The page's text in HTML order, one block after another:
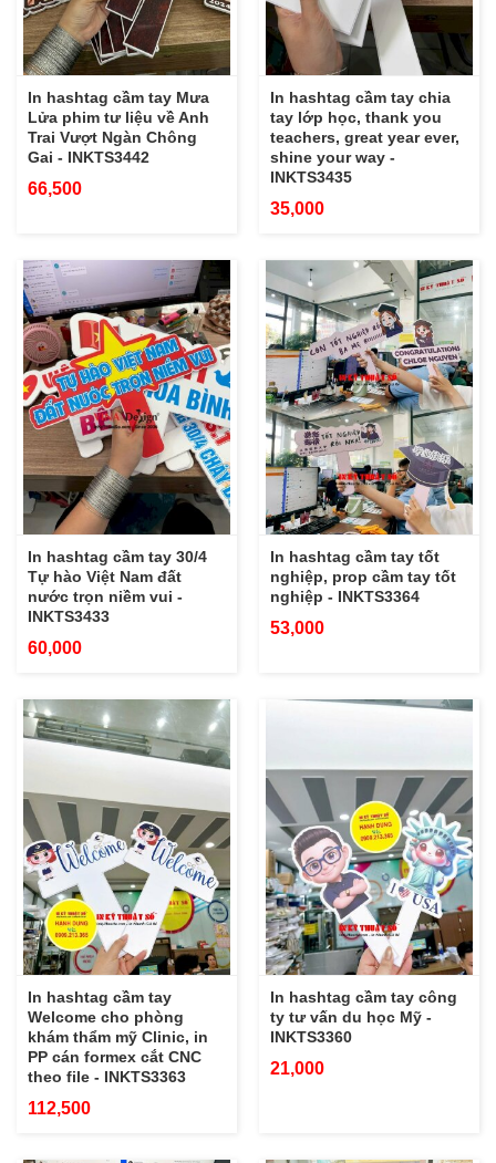
In hashtag cầm tay Mưa
Lửa phim tư liệu về Anh
Trai Vượt Ngàn Chông
Gai - INKTS3442
66,500
In hashtag cầm tay chia
tay lớp học, thank you
teachers, great year ever,
shine your way -
INKTS3435
35,000
In hashtag cầm tay 30/4
Tự hào Việt Nam đất
nước trọn niềm vui -
INKTS3433
60,000
In hashtag cầm tay tốt
nghiệp, prop cầm tay tốt
nghiệp - INKTS3364
53,000
In hashtag cầm tay
Welcome cho phòng
khám thẩm mỹ Clinic, in
PP cán formex cắt CNC
theo file - INKTS3363
112,500
In hashtag cầm tay công
ty tư vấn du học Mỹ -
INKTS3360
21,000